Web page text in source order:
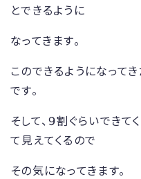
とできるように
なってきます。
このできるようになって
です。
そして、９割ぐらいでき
て見えてくるので
その気になってきます。